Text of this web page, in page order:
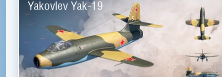
Yakovlev Yak-19